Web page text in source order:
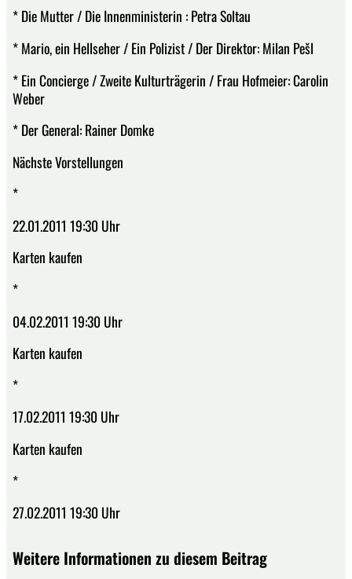
* Die Mutter / Die Innenministerin : Petra Soltau
* Mario, ein Hellseher / Ein Polizist / Der Direktor: Milan Pešl
* Ein Concierge / Zweite Kulturträgerin / Frau Hofmeier: Carolin
Weber
* Der General: Rainer Domke
Nächste Vorstellungen
*
22.01.2011 19:30 Uhr
Karten kaufen
*
04.02.2011 19:30 Uhr
Karten kaufen
*
17.02.2011 19:30 Uhr
Karten kaufen
*
27.02.2011 19:30 Uhr
Weitere Informationen zu diesem Beitrag